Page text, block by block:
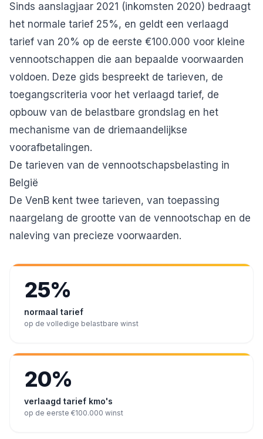
Sinds aanslagjaar 2021 (inkomsten 2020) bedraagt
het normale tarief 25%, en geldt een verlaagd
tarief van 20% op de eerste €100.000 voor kleine
vennootschappen die aan bepaalde voorwaarden
voldoen. Deze gids bespreekt de tarieven, de
toegangscriteria voor het verlaagd tarief, de
opbouw van de belastbare grondslag en het
mechanisme van de driemaandelijkse
voorafbetalingen.
De tarieven van de vennootschapsbelasting in
België
De VenB kent twee tarieven, van toepassing
naargelang de grootte van de vennootschap en de
naleving van precieze voorwaarden.
25%
normaal tarief
op de volledige belastbare winst
20%
verlaagd tarief kmo's
op de eerste €100.000 winst